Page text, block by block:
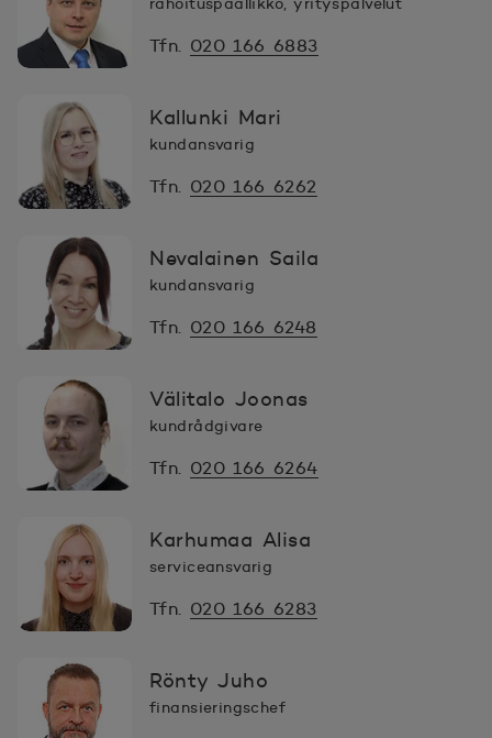
Tfn. 020 166 6883
Kallunki Mari
kundansvarig
Tfn. 020 166 6262
Nevalainen Saila
kundansvarig
Tfn. 020 166 6248
Välitalo Joonas
kundrådgivare
Tfn. 020 166 6264
Karhumaa Alisa
serviceansvarig
Tfn. 020 166 6283
Rönty Juho
finansieringschef